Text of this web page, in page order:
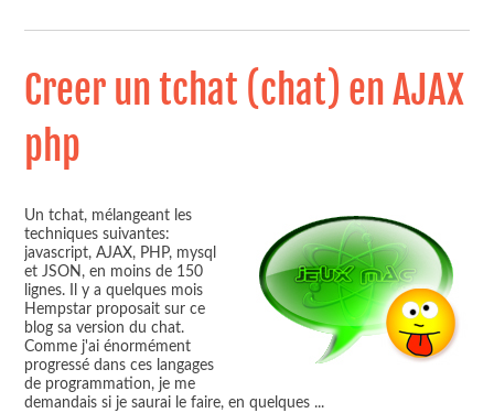
Creer un tchat (chat) en AJAX
php
Un tchat, mélangeant les
techniques suivantes:
javascript, AJAX, PHP, mysql
et JSON, en moins de 150
lignes. Il y a quelques mois
Hempstar proposait sur ce
blog sa version du chat.
Comme j'ai énormément
progressé dans ces langages
de programmation, je me
demandais si je saurai le faire, en quelques ...